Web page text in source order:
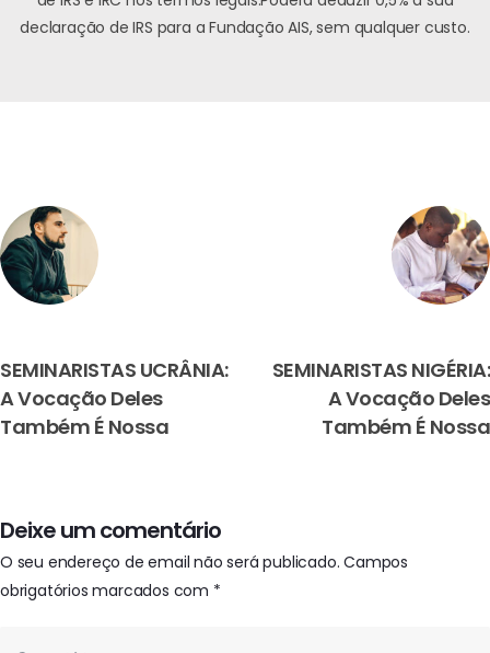
declaração de IRS para a Fundação AIS, sem qualquer custo.
SEMINARISTAS UCRÂNIA:
A Vocação Deles
Também É Nossa
SEMINARISTAS NIGÉRIA:
A Vocação Deles
Também É Nossa
Deixe um comentário
O seu endereço de email não será publicado. Campos
obrigatórios marcados com *